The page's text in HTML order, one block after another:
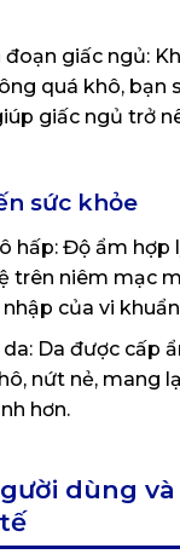
đoạn giấc ngủ:
quá khô, bạn
giấc ngủ trở
sức khỏe
hấp: Độ ẩm hợp
trên niêm mạc
của vi
Da được cấp
nứt nẻ, mang
hơn.
dùng